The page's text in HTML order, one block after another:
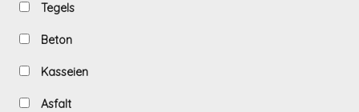
Tegels
Beton
Kasseien
Asfalt